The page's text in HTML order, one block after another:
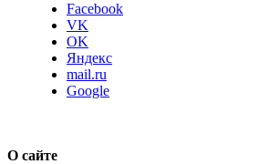
Facebook
VK
OK
Яндекс
mail.ru
Google
О сайте